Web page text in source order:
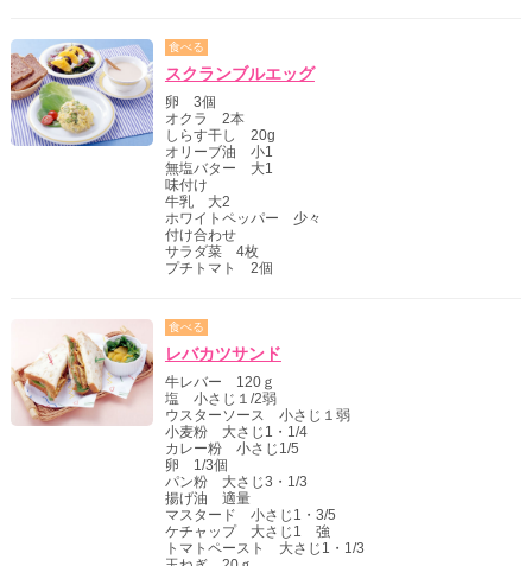
食べる
スクランブルエッグ
卵 3個
オクラ 2本
しらす干し 20g
オリーブ油 小1
無塩バター 大1
味付け
牛乳 大2
ホワイトペッパー 少々
付け合わせ
サラダ菜 4枚
プチトマト 2個
食べる
レバカツサンド
牛レバー 120ｇ
塩 小さじ１/2弱
ウスターソース 小さじ１弱
小麦粉 大さじ1・1/4
カレー粉 小さじ1/5
卵 1/3個
パン粉 大さじ3・1/3
揚げ油 適量
マスタード 小さじ1・3/5
ケチャップ 大さじ1 強
トマトペースト 大さじ1・1/3